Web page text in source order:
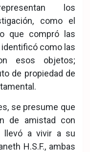
los
como el
que compró las
como las
esos objetos;
de propiedad de
se presume que
de amistad con
llevó a vivir a su
H.S.F., ambas